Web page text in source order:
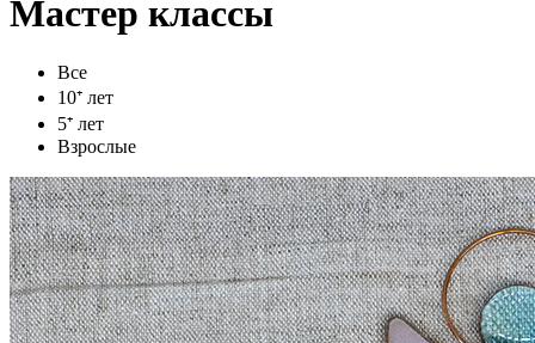
Мастер классы
Все
10⁺ лет
5⁺ лет
Взрослые